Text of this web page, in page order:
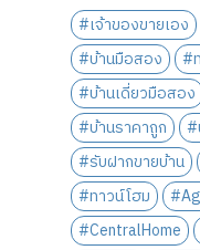
#เจ้าของขายเอง
#บ้านมือสอง
#
#บ้านเดี่ยวมือสอง
#บ้านราคาถูก
#
#รับฝากขายบ้าน
#ทาวน์โฮม
#CentralHome